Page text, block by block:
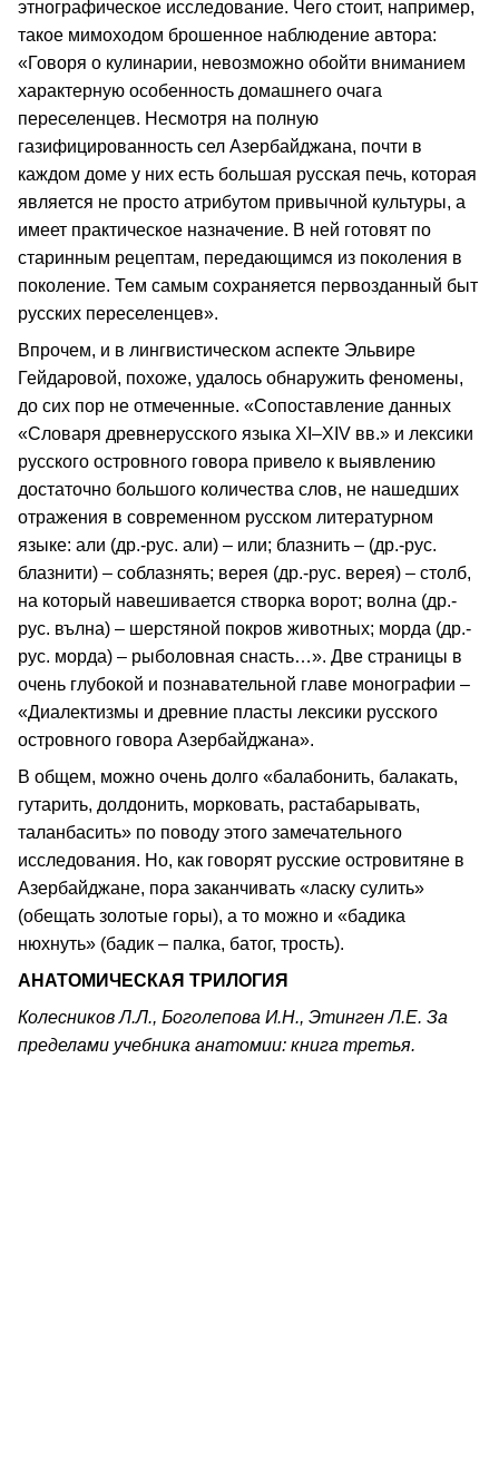
этнографическое исследование. Чего стоит, например,
такое мимоходом брошенное наблюдение автора:
«Говоря о кулинарии, невозможно обойти вниманием
характерную особенность домашнего очага
переселенцев. Несмотря на полную
газифицированность сел Азербайджана, почти в
каждом доме у них есть большая русская печь, которая
является не просто атрибутом привычной культуры, а
имеет практическое назначение. В ней готовят по
старинным рецептам, передающимся из поколения в
поколение. Тем самым сохраняется первозданный быт
русских переселенцев».
Впрочем, и в лингвистическом аспекте Эльвире
Гейдаровой, похоже, удалось обнаружить феномены,
до сих пор не отмеченные. «Сопоставление данных
«Словаря древнерусского языка XI–XIV вв.» и лексики
русского островного говора привело к выявлению
достаточно большого количества слов, не нашедших
отражения в современном русском литературном
языке: али (др.-рус. али) – или; блазнить – (др.-рус.
блазнити) – соблазнять; верея (др.-рус. верея) – столб,
на который навешивается створка ворот; волна (др.-
рус. вълна) – шерстяной покров животных; морда (др.-
рус. морда) – рыболовная снасть…». Две страницы в
очень глубокой и познавательной главе монографии –
«Диалектизмы и древние пласты лексики русского
островного говора Азербайджана».
В общем, можно очень долго «балабонить, балакать,
гутарить, долдонить, морковать, растабарывать,
таланбасить» по поводу этого замечательного
исследования. Но, как говорят русские островитяне в
Азербайджане, пора заканчивать «ласку сулить»
(обещать золотые горы), а то можно и «бадика
нюхнуть» (бадик – палка, батог, трость).
АНАТОМИЧЕСКАЯ ТРИЛОГИЯ
Колесников Л.Л., Боголепова И.Н., Этинген Л.Е. За
пределами учебника анатомии: книга третья.